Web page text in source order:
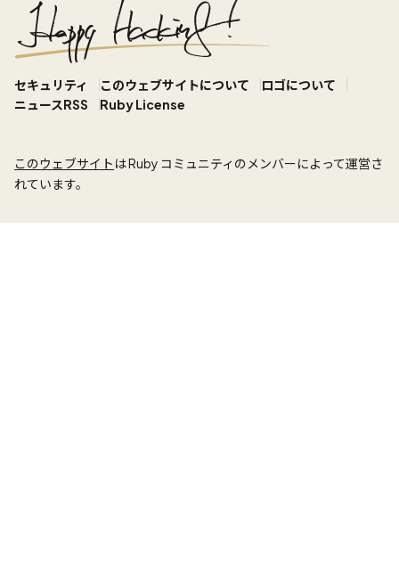
セキュリティ このウェブサイトについて
ロゴについて
ニュースRSS
Ruby License
このウェブサイト は Ruby コミュニティのメンバーによって運営さ
れています。